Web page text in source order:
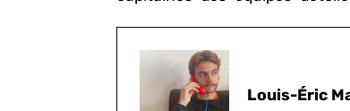
Louis-Éric